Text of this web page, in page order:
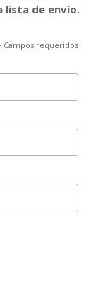
lista de envío.
Campos requeridos